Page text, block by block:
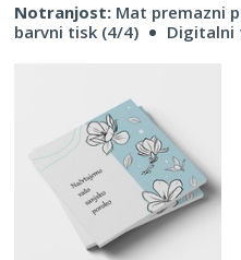
Notranjost: Mat premazni
barvni tisk (4/4)
Digitalni